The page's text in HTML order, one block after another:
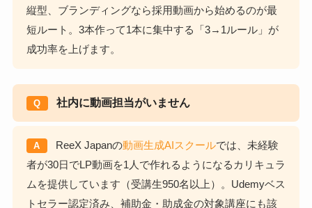
縦型、ブランディングなら採用動画から始めるのが最
短ルート。3本作って1本に集中する「3→1ルール」が
成功率を上げます。
Q 社内に動画担当がいません
A ReeX Japanの動画生成AIスクールでは、未経験
者が30日でLP動画を1人で作れるようになるカリキュラ
ムを提供しています（受講生950名以上）。Udemyベス
トセラー認定済み、補助金・助成金の対象講座にも該